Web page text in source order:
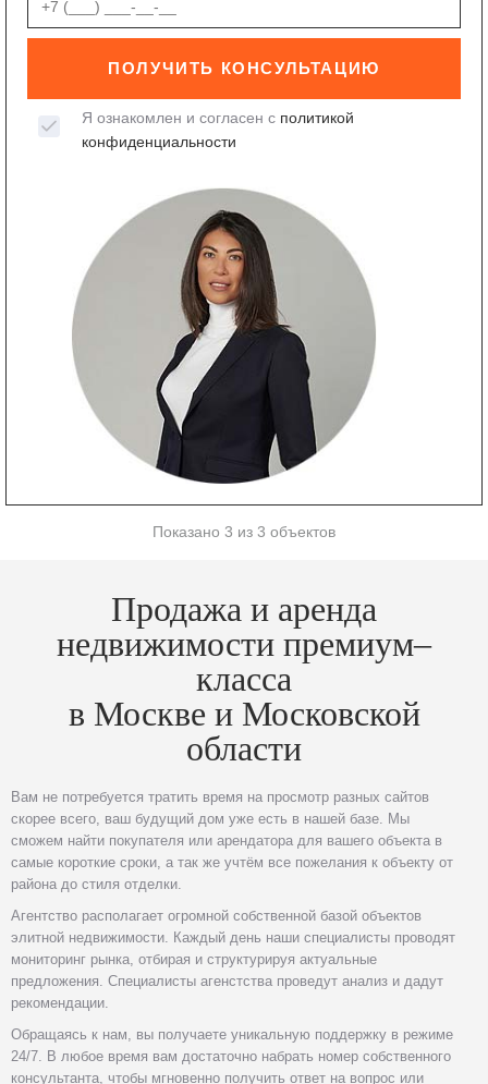
ПОЛУЧИТЬ КОНСУЛЬТАЦИЮ
Я ознакомлен и согласен с политикой
конфиденциальности
Показано 3 из 3 объектов
Продажа и аренда
недвижимости премиум–
класса
в Москве и Московской
области
Вам не потребуется тратить время на просмотр разных сайтов
скорее всего, ваш будущий дом уже есть в нашей базе. Мы
сможем найти покупателя или арендатора для вашего объекта в
самые короткие сроки, а так же учтём все пожелания к объекту от
района до стиля отделки.
Агентство располагает огромной собственной базой объектов
элитной недвижимости. Каждый день наши специалисты проводят
мониторинг рынка, отбирая и структурируя актуальные
предложения. Специалисты агенстства проведут анализ и дадут
рекомендации.
Обращаясь к нам, вы получаете уникальную поддержку в режиме
24/7. В любое время вам достаточно набрать номер собственного
консультанта, чтобы мгновенно получить ответ на вопрос или